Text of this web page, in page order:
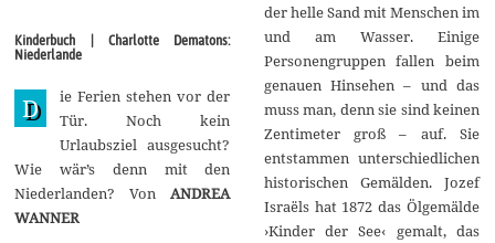
u
g
u
s
t
2
0
1
Kinderbuch | Charlotte Dematons:
Niederlande
D
ie Ferien stehen vor der
Tür. Noch kein
Urlaubsziel ausgesucht?
Wie wär’s denn mit den
Niederlanden? Von ANDREA
WANNER
der helle Sand mit Menschen im
und am Wasser. Einige
Personengruppen fallen beim
genauen Hinsehen – und das
muss man, denn sie sind keinen
Zentimeter groß – auf. Sie
entstammen unterschiedlichen
historischen Gemälden. Jozef
Israëls hat 1872 das Ölgemälde
›Kinder der See‹ gemalt, das